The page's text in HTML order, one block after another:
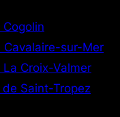
sur-Mer
Croix-Valmer
Saint-Tropez